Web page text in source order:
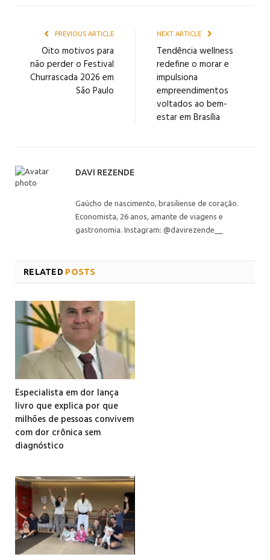
PREVIOUS ARTICLE
Oito motivos para
não perder o Festival
Churrascada 2026 em
São Paulo
NEXT ARTICLE
Tendência wellness
redefine o morar e
impulsiona
empreendimentos
voltados ao bem-
estar em Brasília
DAVI REZENDE
Gaúcho de nascimento, brasiliense de coração.
Economista, 26 anos, amante de viagens e
gastronomia. Instagram: @davirezende__
RELATED POSTS
Especialista em dor lança
livro que explica por que
milhões de pessoas convivem
com dor crônica sem
diagnóstico